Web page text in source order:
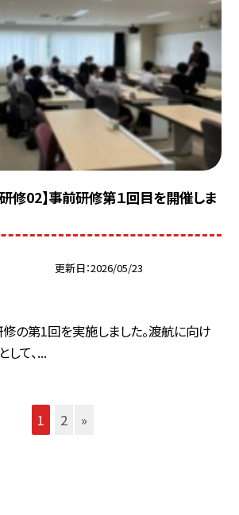
修02】事前研修第１回目を開催しま
更新日 2026/05/23
の第1回を実施しました。渡航に向け
て、...
1 2 »